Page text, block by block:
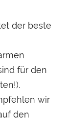
der beste
für den
wir
den